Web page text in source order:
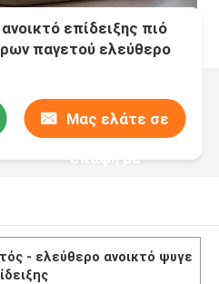
επίδειξης πιό
παγετού ελεύθερο
Μας ελάτε σε
επαφή με
- ελεύθερο ανοικτό ψυγε